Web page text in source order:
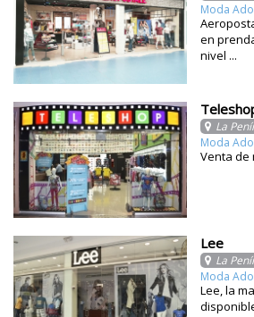
Moda
en
nivel ...
La
Moda
Venta de
Lee
La
Moda
Lee, la